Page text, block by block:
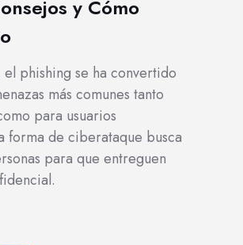
y Cómo
phishing se ha convertido
más comunes tanto
para usuarios
forma de ciberataque busca
para que entreguen